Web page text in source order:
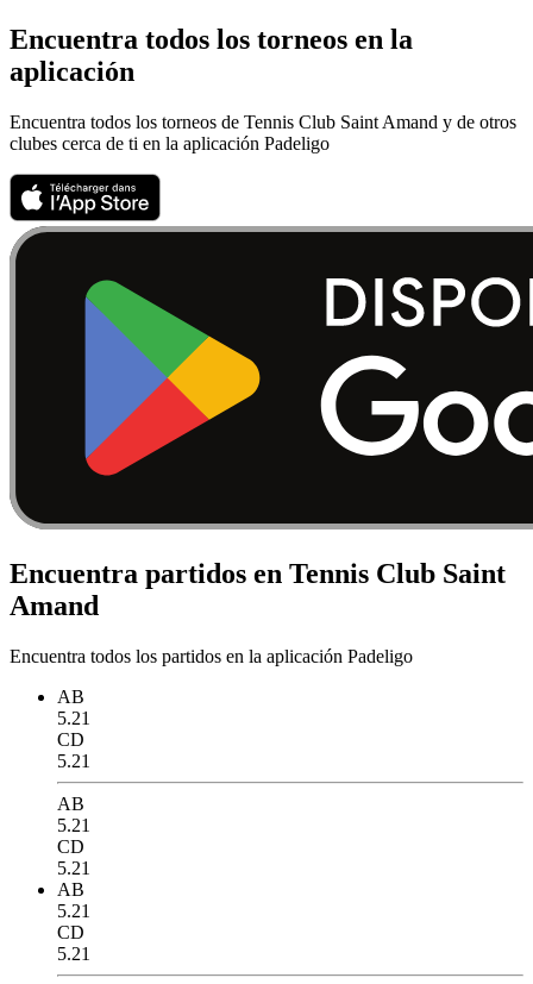
Encuentra todos los torneos en la
aplicación
Encuentra todos los torneos de Tennis Club Saint Amand y de otros
clubes cerca de ti en la aplicación Padeligo
Encuentra partidos en Tennis Club Saint
Amand
Encuentra todos los partidos en la aplicación Padeligo
AB
5.21
CD
5.21
AB
5.21
CD
5.21
AB
5.21
CD
5.21